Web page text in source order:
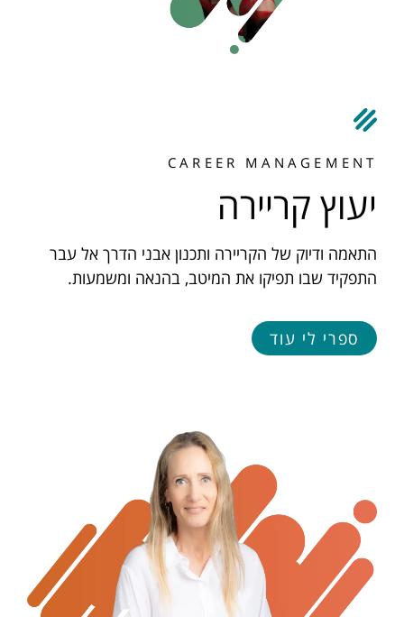
CAREER MANAGEMENT
יעוץ קריירה
התאמה ודיוק של הקריירה ותכנון אבני הדרך אל עבר
התפקיד שבו תפיקו את המיטב, בהנאה ומשמעות.
ספרי לי עוד